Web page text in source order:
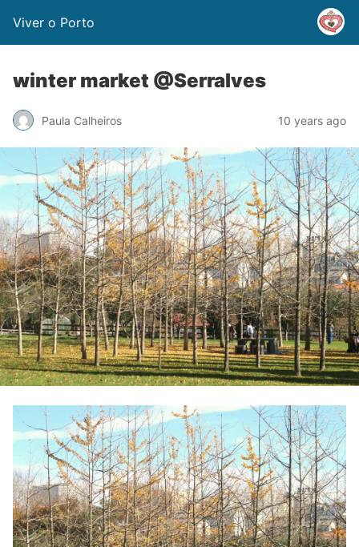
Viver o Porto
winter market @Serralves
Paula Calheiros 10 years ago